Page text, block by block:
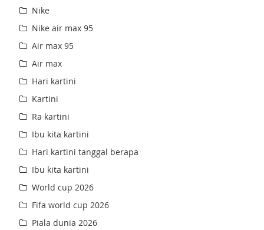
Nike
Nike air max 95
Air max 95
Air max
Hari kartini
Kartini
Ra kartini
Ibu kita kartini
Hari kartini tanggal berapa
Ibu kita kartini
World cup 2026
Fifa world cup 2026
Piala dunia 2026